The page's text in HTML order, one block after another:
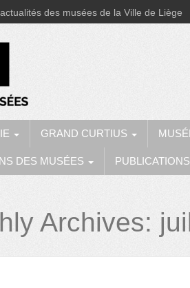
des musées de la Ville de Liège
GRAND CURTIUS
DES MUSÉES PUBLICATIONS
Archives: